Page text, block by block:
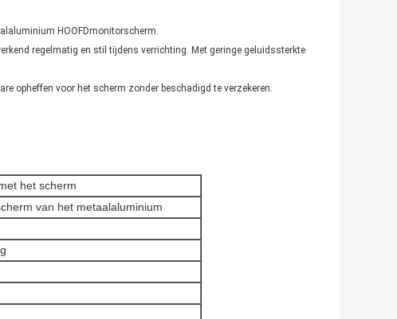
HOOFDmonitorscherm.
regelmatig en stil tijdens verrichting. Met geringe geluidssterkte
opheffen voor het scherm zonder beschadigd te verzekeren.
het scherm
van het metaalaluminium